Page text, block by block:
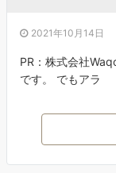
2021年10月14日
PR：株式会社
です。 でもアラ